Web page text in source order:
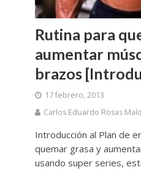
Rutina para
aumentar
brazos
17 febrero, 2013
Carlos Eduardo Rosas
Introducción al Plan de
quemar grasa y
usando super series,